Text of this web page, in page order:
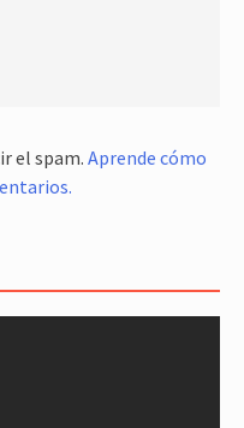
el spam. Aprende cómo